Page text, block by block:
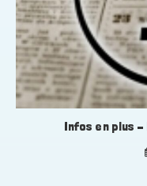
Infos en plus